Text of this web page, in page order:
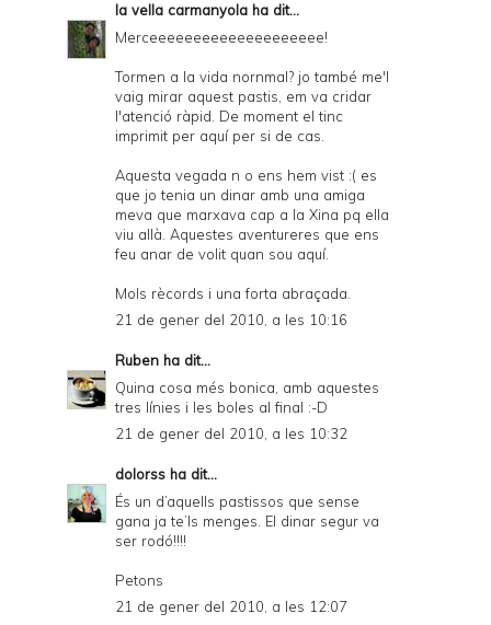
la vella carmanyola ha dit...
Merceeeeeeeeeeeeeeeeeeee!
Tormen a la vida nornmal? jo també me'l
vaig mirar aquest pastis, em va cridar
l'atenció ràpid. De moment el tinc
imprimit per aquí per si de cas.
Aquesta vegada n o ens hem vist :( es
que jo tenia un dinar amb una amiga
meva que marxava cap a la Xina pq ella
viu allà. Aquestes aventureres que ens
feu anar de volit quan sou aquí.
Mols rècords i una forta abraçada.
21 de gener del 2010, a les 10:16
Ruben ha dit...
Quina cosa més bonica, amb aquestes
tres línies i les boles al final :-D
21 de gener del 2010, a les 10:32
dolorss ha dit...
És un d’aquells pastissos que sense
gana ja te’ls menges. El dinar segur va
ser rodó!!!!
Petons
21 de gener del 2010, a les 12:07